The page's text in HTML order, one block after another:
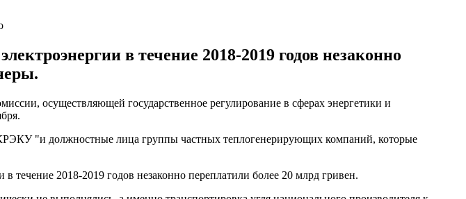
в течение 2018-2019 годов незаконно
осуществляющей государственное регулирование в сферах энергетики и
"и должностные лица группы частных теплогенерирующих компаний, которые
течение 2018-2019 годов незаконно переплатили более 20 млрд гривен.